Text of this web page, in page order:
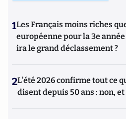
1Les Français moins riches
européenne pour la 3e
ira le grand déclassement ?
2L’été 2026 confirme tout ce
disent depuis 50 ans : non,